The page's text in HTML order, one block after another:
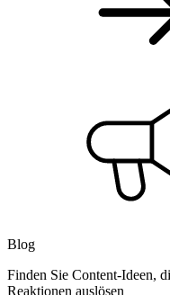
Blog
Finden Sie Content-Ideen,
Reaktionen auslösen